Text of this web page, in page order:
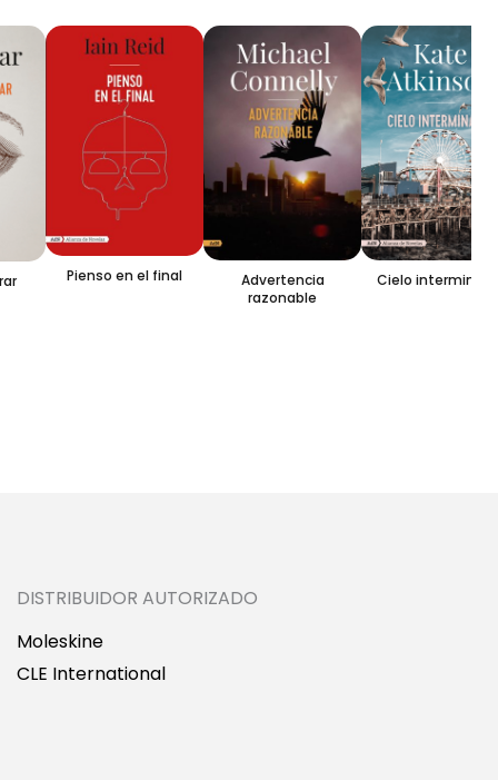
Pienso en el final
Advertencia
razonable
Cielo interminable
DISTRIBUIDOR AUTORIZADO
Moleskine
CLE International